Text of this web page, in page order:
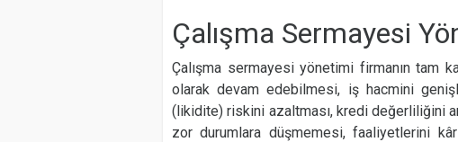
Çalışma Sermayesi
Çalışma sermayesi yönetimi firmanın tam
olarak devam edebilmesi, iş hacmini
(likidite) riskini azaltması, kredi değerliliğini
zor durumlara düşmemesi, faaliyetlerini